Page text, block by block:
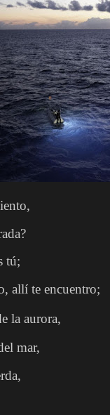
tú;
allí te encuentro;
la aurora,
mar,